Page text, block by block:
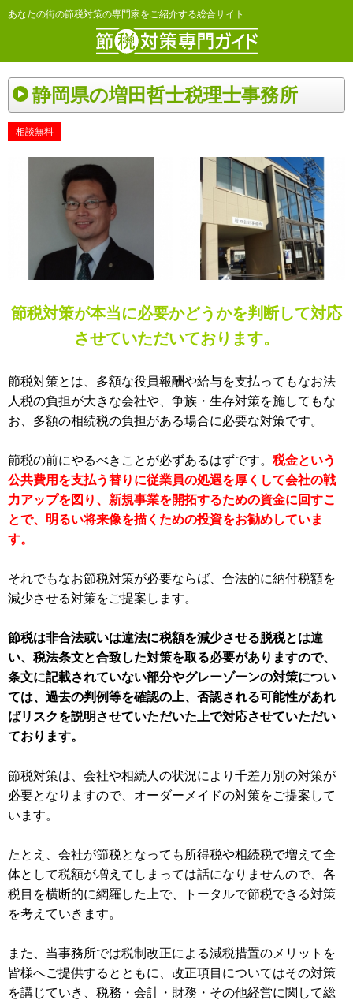
あなたの街の節税対策の専門家をご紹介する総合サイト
静岡県の増田哲士税理士事務所
相談無料
節税対策が本当に必要かどうかを判断して対応
させていただいております。
節税対策とは、多額な役員報酬や給与を支払ってもなお法
人税の負担が大きな会社や、争族・生存対策を施してもな
お、多額の相続税の負担がある場合に必要な対策です。
節税の前にやるべきことが必ずあるはずです。 税金という
公共費用を支払う替りに従業員の処遇を厚くして会社の戦
力アップを図り、新規事業を開拓するための資金に回すこ
とで、明るい将来像を描くための投資をお勧めしていま
す。
それでもなお節税対策が必要ならば、合法的に納付税額を
減少させる対策をご提案します。
節税は非合法或いは違法に税額を減少させる脱税とは違
い、税法条文と合致した対策を取る必要がありますので、
条文に記載されていない部分やグレーゾーンの対策につい
ては、過去の判例等を確認の上、否認される可能性があれ
ばリスクを説明させていただいた上で対応させていただい
ております。
節税対策は、会社や相続人の状況により千差万別の対策が
必要となりますので、オーダーメイドの対策をご提案して
います。
たとえ、会社が節税となっても所得税や相続税で増えて全
体として税額が増えてしまっては話になりませんので、各
税目を横断的に網羅した上で、トータルで節税できる対策
を考えていきます。
また、当事務所では税制改正による減税措置のメリットを
皆様へご提供するとともに、改正項目についてはその対策
を講じていき、税務・会計・財務・その他経営に関して総